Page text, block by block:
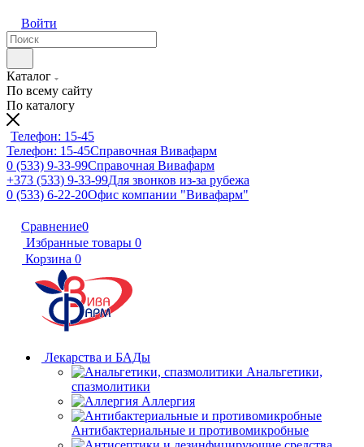
Войти
Каталог
По всему сайту
По каталогу
Телефон: 15-45
Телефон: 15-45Справочная Вивафарм
0 (533) 9-33-99Справочная Вивафарм
+373 (533) 9-33-99Для звонков из-за рубежа
0 (533) 6-22-20Офис компании "Вивафарм"
Сравнение0
Избранные товары 0
Корзина 0
Лекарства и БАДы
Анальгетики,
спазмолитики
Аллергия
Антибактериальные и противомикробные